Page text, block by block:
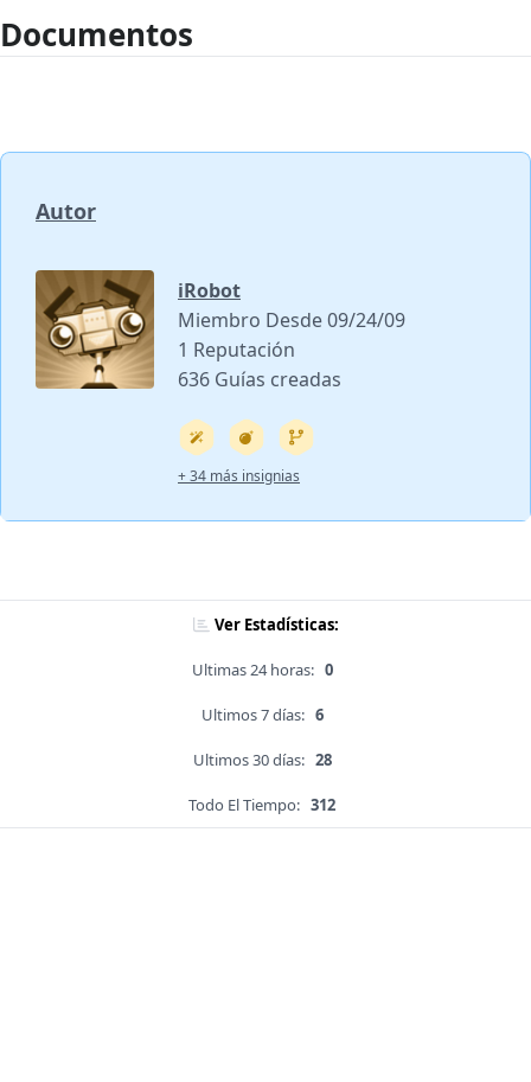
Documentos
Autor
iRobot
Miembro Desde 09/24/09
1 Reputación
636 Guías creadas
+ 34 más insignias
Ver Estadísticas:
Ultimas 24 horas: 0
Ultimos 7 días: 6
Ultimos 30 días: 28
Todo El Tiempo: 312